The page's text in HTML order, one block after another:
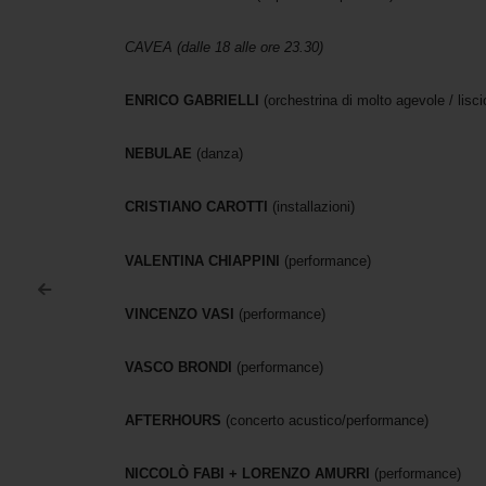
Post navigation
<
CAVEA (dalle 18 alle ore 23.30)
ENRICO GABRIELLI (orchestrina di molto agevole /
NEBULAE (danza)
CRISTIANO CAROTTI (installazioni)
VALENTINA CHIAPPINI (performance)
VINCENZO VASI (performance)
VASCO BRONDI (performance)
AFTERHOURS (concerto acustico/performance)
NICCOLÒ FABI + LORENZO AMURRI (performance)